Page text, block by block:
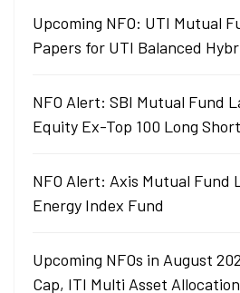
Upcoming NFO: UTI Mutual
Papers for UTI Balanced
NFO Alert: SBI Mutual Fund
Equity Ex-Top 100 Long
NFO Alert: Axis Mutual Fund
Energy Index Fund
Upcoming NFOs in August
Cap, ITI Multi Asset